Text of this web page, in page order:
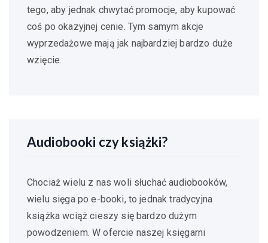
tego, aby jednak chwytać promocje, aby kupować
coś po okazyjnej cenie. Tym samym akcje
wyprzedażowe mają jak najbardziej bardzo duże
wzięcie.
Audiobooki czy książki?
Chociaż wielu z nas woli słuchać audiobooków,
wielu sięga po e-booki, to jednak tradycyjna
książka wciąż cieszy się bardzo dużym
powodzeniem. W ofercie naszej księgarni